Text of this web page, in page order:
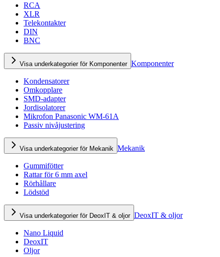
RCA
XLR
Telekontakter
DIN
BNC
Visa underkategorier för Komponenter Komponenter
Kondensatorer
Omkopplare
SMD-adapter
Jordisolatorer
Mikrofon Panasonic WM-61A
Passiv nivåjustering
Visa underkategorier för Mekanik Mekanik
Gummifötter
Rattar för 6 mm axel
Rörhållare
Lödstöd
Visa underkategorier för DeoxIT & oljor DeoxIT & oljor
Nano Liquid
DeoxIT
Oljor